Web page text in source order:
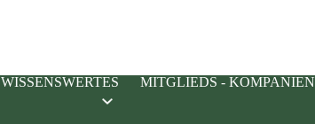
WISSENSWERTES MITGLIEDS - KOMPANIEN